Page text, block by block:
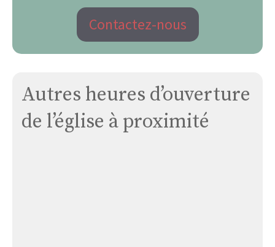
Contactez-nous
Autres heures d’ouverture
de l’église à proximité